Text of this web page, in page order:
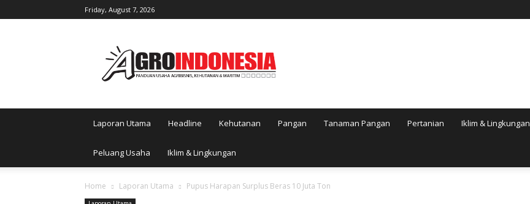
Friday, August 7, 2026
Laporan Utama Headline Kehutanan Pangan Tanaman Pangan Pertanian Iklim & Lingkungan
Peluang Usaha Iklim & Lingkungan
Home Laporan Utama Pupus Harapan Surplus Beras 10 Juta Ton